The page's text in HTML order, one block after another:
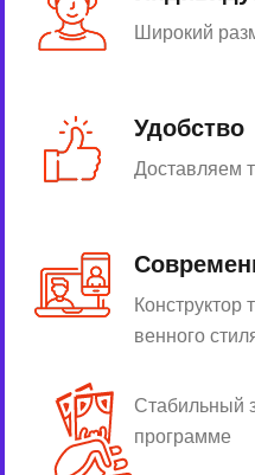
Широкий
Удобство
Доставляем
Конструктор
венного
Стабильный
программе